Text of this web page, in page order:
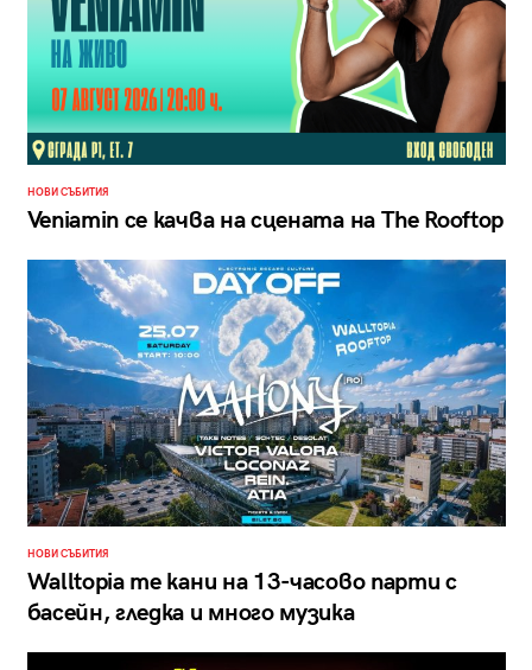
НОВИ СЪБИТИЯ
Veniamin се качва на сцената на The Rooftop
НОВИ СЪБИТИЯ
Walltopia те кани на 13-часово парти с
басейн, гледка и много музика